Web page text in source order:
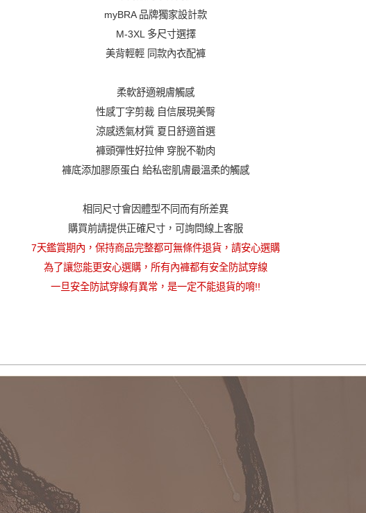
請選擇規格
myBRA 品牌獨家設計款
M-3XL 多尺寸選擇
美背輕輕 同款內衣配褲
柔軟舒適親膚觸感
性感丁字剪裁 自信展現美臀
涼感透氣材質 夏日舒適首選
褲頭彈性好拉伸 穿脫不勒肉
褲底添加膠原蛋白 給私密肌膚最溫柔的觸感
相同尺寸會因體型不同而有所差異
購買前請提供正確尺寸，可詢問線上客服
7天鑑賞期內，保持商品完整都可無條件退貨，請安心選購
為了讓您能更安心選購，所有內褲都有安全防試穿線
一旦安全防試穿線有異常，是一定不能退貨的唷!!